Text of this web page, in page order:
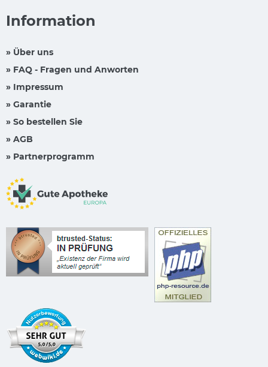
Information
» Über uns
» FAQ - Fragen und Anworten
» Impressum
» Garantie
» So bestellen Sie
» AGB
» Partnerprogramm